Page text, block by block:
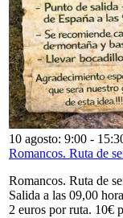
10 agosto: 9:00 -
Romancos. Ruta de
Romancos. Ruta de
Salida a las 09,00
2 euros por ruta. 10€